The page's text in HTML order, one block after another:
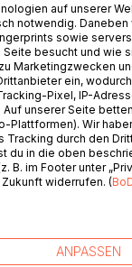
Thema moderne
IN
BEI
auf unserer
notwendig.
sowie
Seite besucht und wie
Marketingzwecken
ein,
Pixel, IP-
unserer Seite
Plattformen). Wir
durch den
du in die oben
B. im Footer unter
widerrufen. (
ANPASSEN